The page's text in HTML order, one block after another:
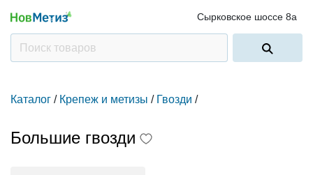
Сырковское шоссе 8а
Каталог / Крепеж и метизы / Гвозди /
Большие гвозди